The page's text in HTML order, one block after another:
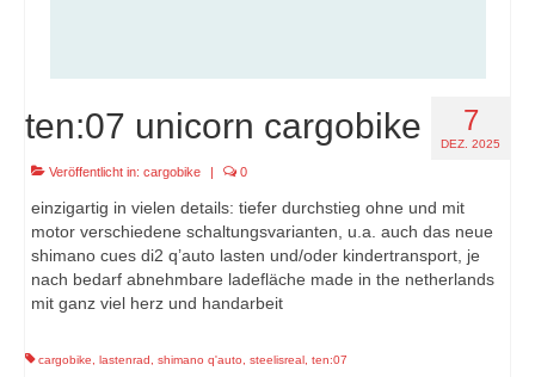
7
DEZ. 2025
ten:07 unicorn cargobike
Veröffentlicht in: cargobike | 0
einzigartig in vielen details: tiefer durchstieg ohne und mit
motor verschiedene schaltungsvarianten, u.a. auch das neue
shimano cues di2 q’auto lasten und/oder kindertransport, je
nach bedarf abnehmbare ladefläche made in the netherlands
mit ganz viel herz und handarbeit
cargobike lastenrad shimano q'auto steelisreal ten:07